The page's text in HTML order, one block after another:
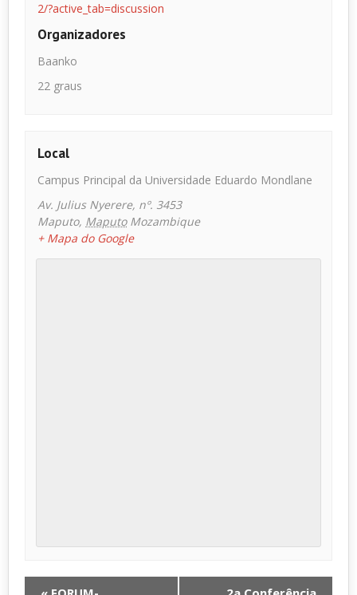
2/?active_tab=discussion
Organizadores
Baanko
22 graus
Local
Campus Principal da Universidade Eduardo Mondlane
Av. Julius Nyerere, nº. 3453
Maputo, Maputo Mozambique
+ Mapa do Google